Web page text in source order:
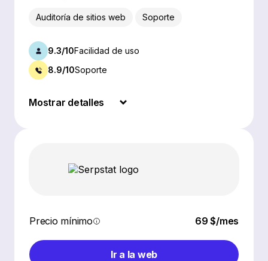
Auditoría de sitios web Soporte
9.3/10Facilidad de uso
8.9/10Soporte
Mostrar detalles
Precio mínimo 69 $/mes
Ir a la web